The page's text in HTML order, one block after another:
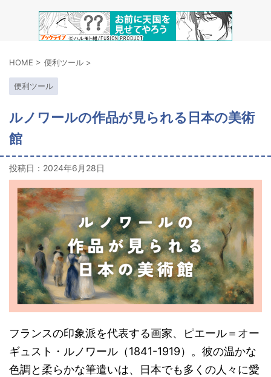
HOME > 便利ツール >
便利ツール
ルノワールの作品が見られる日本の美術
館
投稿日： 2024年6月28日
フランスの印象派を代表する画家、ピエール＝オー
ギュスト・ルノワール（1841-1919）。彼の温かな
色調と柔らかな筆遣いは、日本でも多くの人々に愛